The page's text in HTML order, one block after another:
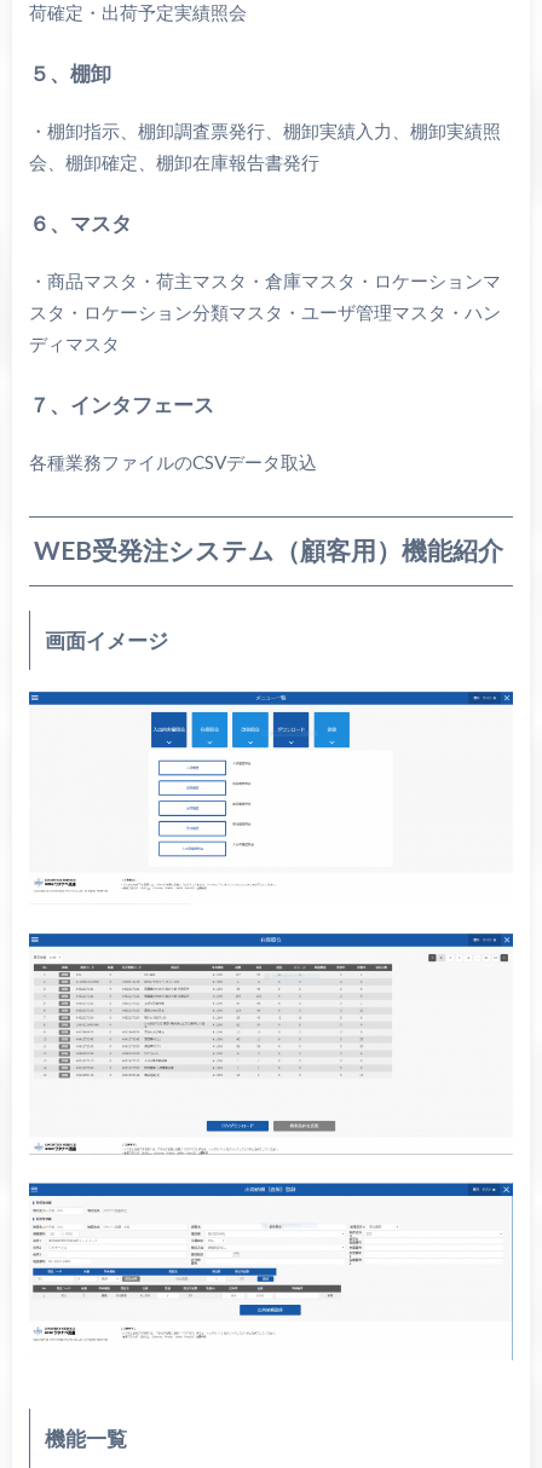
荷確定・出荷予定実績照会
５、棚卸
・棚卸指示、棚卸調査票発行、棚卸実績入力、棚卸実績照
会、棚卸確定、棚卸在庫報告書発行
６、マスタ
・商品マスタ・荷主マスタ・倉庫マスタ・ロケーションマ
スタ・ロケーション分類マスタ・ユーザ管理マスタ・ハン
ディマスタ
７、インタフェース
各種業務ファイルのCSVデータ取込
WEB受発注システム（顧客用）機能紹介
画面イメージ
機能一覧